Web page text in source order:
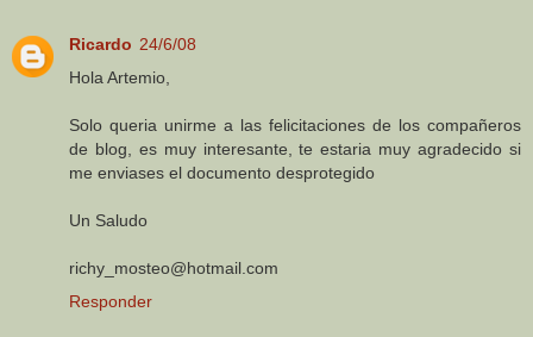
Ricardo 24/6/08
Hola Artemio,
Solo queria unirme a las felicitaciones de los compañeros
de blog, es muy interesante, te estaria muy agradecido si
me enviases el documento desprotegido
Un Saludo
richy_mosteo@hotmail.com
Responder